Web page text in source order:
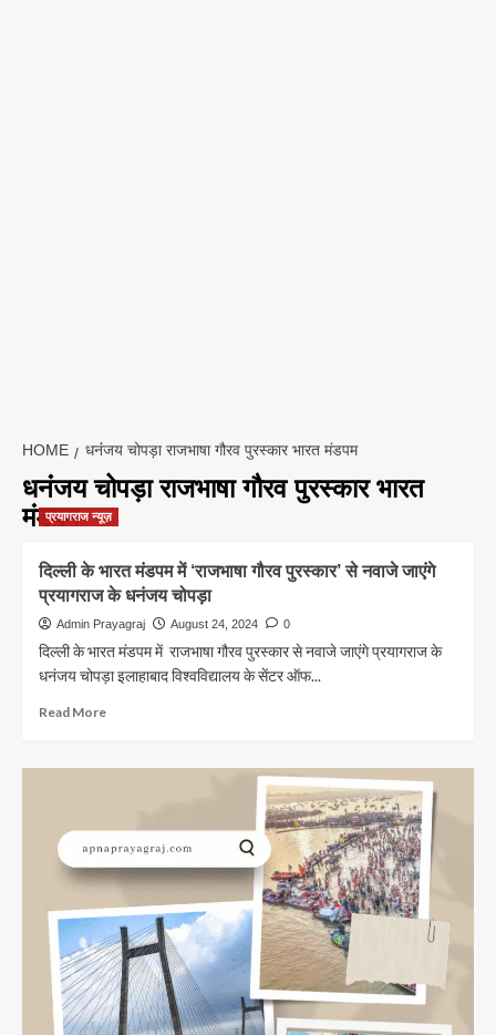
HOME धनंंजय चोपड़ा राजभाषा गौरव पुरस्कार भारत मंडपम
धनंंजय चोपड़ा राजभाषा गौरव पुरस्कार भारत
मंडपम
प्रयागराज न्यूज़
दिल्ली के भारत मंडपम में ‘राजभाषा गौरव पुरस्कार’ से नवाजे जाएंगे
प्रयागराज के धनंजय चोपड़ा
Admin Prayagraj August 24, 2024 0
दिल्ली के भारत मंडपम में राजभाषा गौरव पुरस्कार से नवाजे जाएंगे प्रयागराज के
धनंजय चोपड़ा इलाहाबाद विश्वविद्यालय के सेंटर ऑफ...
Read MoreRead
दिल्ली
मंडपम
में ‘राजभाषा
गौरव
से
नवाजे
जाएंगे
प्रयागराज
के
धनंजय